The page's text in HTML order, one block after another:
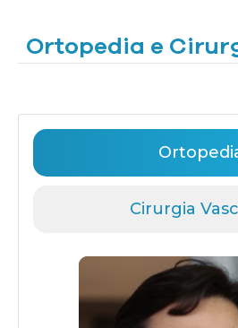
Ortopedia e
Cirurgia